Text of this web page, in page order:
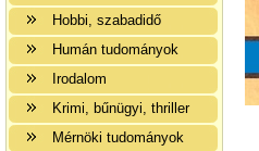
Hobbi, szabadidő
Humán tudományok
Irodalom
Krimi, bűnügyi, thriller
Mérnöki tudományok